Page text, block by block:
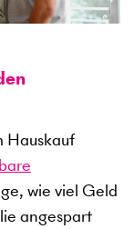
Hauskauf
wie viel Geld
angespart